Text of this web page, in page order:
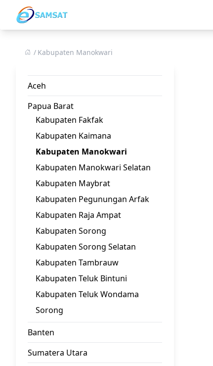
Kabupaten Manokwari
Aceh
Papua Barat
Kabupaten Fakfak
Kabupaten Kaimana
Kabupaten Manokwari
Kabupaten Manokwari Selatan
Kabupaten Maybrat
Kabupaten Pegunungan Arfak
Kabupaten Raja Ampat
Kabupaten Sorong
Kabupaten Sorong Selatan
Kabupaten Tambrauw
Kabupaten Teluk Bintuni
Kabupaten Teluk Wondama
Sorong
Banten
Sumatera Utara